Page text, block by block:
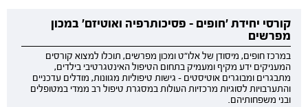
קורסי יחידת 'חופים - פסיכותרפיה ואוטיזם' במכון
מפרשים
במרכז חופים, מיסודן של אלו"ט ומכון מפרשים, תוכלו למצוא קורסים
המעניקים ידע מקיף ומעמיק בתחום הטיפול האינטגרטיבי בילדים,
מתבגרים ומבוגרים אוטיסטים - גישות טיפוליות מגוונות, מודלים עדכניים
והתערבויות לסוגיות מרכזיות העולות במסגרת טיפול רב ממדי במטופלים
ובני משפחותיהם.